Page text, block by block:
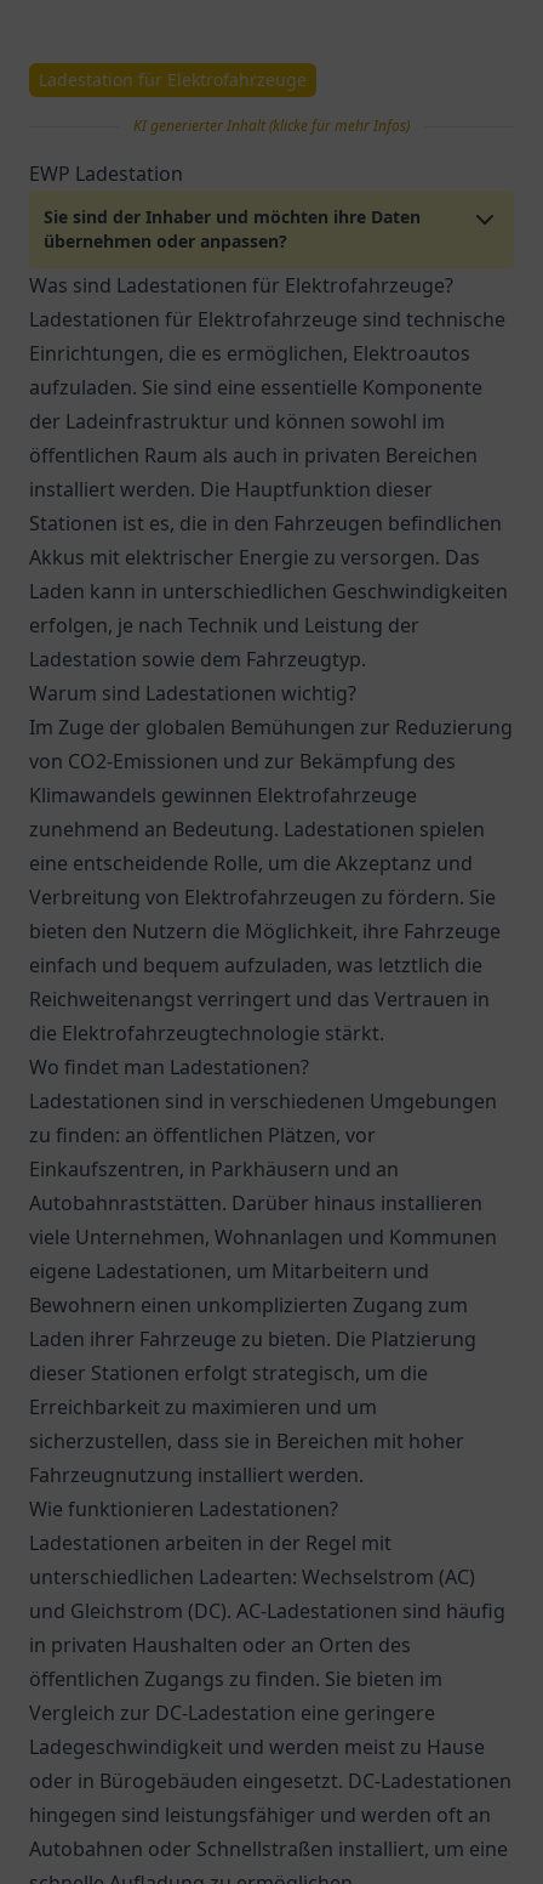
Ladestation für Elektrofahrzeuge
KI generierter Inhalt (klicke für mehr Infos)
EWP Ladestation
Sie sind der Inhaber und möchten ihre Daten
übernehmen oder anpassen?
Was sind Ladestationen für Elektrofahrzeuge?
Ladestationen für Elektrofahrzeuge sind technische
Einrichtungen, die es ermöglichen, Elektroautos
aufzuladen. Sie sind eine essentielle Komponente
der Ladeinfrastruktur und können sowohl im
öffentlichen Raum als auch in privaten Bereichen
installiert werden. Die Hauptfunktion dieser
Stationen ist es, die in den Fahrzeugen befindlichen
Akkus mit elektrischer Energie zu versorgen. Das
Laden kann in unterschiedlichen Geschwindigkeiten
erfolgen, je nach Technik und Leistung der
Ladestation sowie dem Fahrzeugtyp.
Warum sind Ladestationen wichtig?
Im Zuge der globalen Bemühungen zur Reduzierung
von CO2-Emissionen und zur Bekämpfung des
Klimawandels gewinnen Elektrofahrzeuge
zunehmend an Bedeutung. Ladestationen spielen
eine entscheidende Rolle, um die Akzeptanz und
Verbreitung von Elektrofahrzeugen zu fördern. Sie
bieten den Nutzern die Möglichkeit, ihre Fahrzeuge
einfach und bequem aufzuladen, was letztlich die
Reichweitenangst verringert und das Vertrauen in
die Elektrofahrzeugtechnologie stärkt.
Wo findet man Ladestationen?
Ladestationen sind in verschiedenen Umgebungen
zu finden: an öffentlichen Plätzen, vor
Einkaufszentren, in Parkhäusern und an
Autobahnraststätten. Darüber hinaus installieren
viele Unternehmen, Wohnanlagen und Kommunen
eigene Ladestationen, um Mitarbeitern und
Bewohnern einen unkomplizierten Zugang zum
Laden ihrer Fahrzeuge zu bieten. Die Platzierung
dieser Stationen erfolgt strategisch, um die
Erreichbarkeit zu maximieren und um
sicherzustellen, dass sie in Bereichen mit hoher
Fahrzeugnutzung installiert werden.
Wie funktionieren Ladestationen?
Ladestationen arbeiten in der Regel mit
unterschiedlichen Ladearten: Wechselstrom (AC)
und Gleichstrom (DC). AC-Ladestationen sind häufig
in privaten Haushalten oder an Orten des
öffentlichen Zugangs zu finden. Sie bieten im
Vergleich zur DC-Ladestation eine geringere
Ladegeschwindigkeit und werden meist zu Hause
oder in Bürogebäuden eingesetzt. DC-Ladestationen
hingegen sind leistungsfähiger und werden oft an
Autobahnen oder Schnellstraßen installiert, um eine